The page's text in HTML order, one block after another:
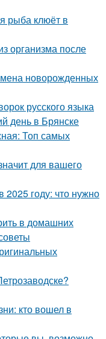
рыба клюёт в
организма после
новорожденных
русского языка
день в Брянске
Топ самых
для вашего
2025 году: что нужно
в домашних
кто вошел в